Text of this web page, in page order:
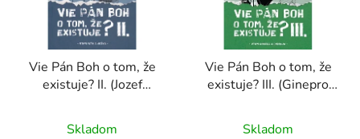
Vie Pán Boh o tom, že
existuje? II. (Jozef
Skladom
Vie Pán Boh o tom, že
existuje? III. (Ginepro
Tkáč)
Skladom